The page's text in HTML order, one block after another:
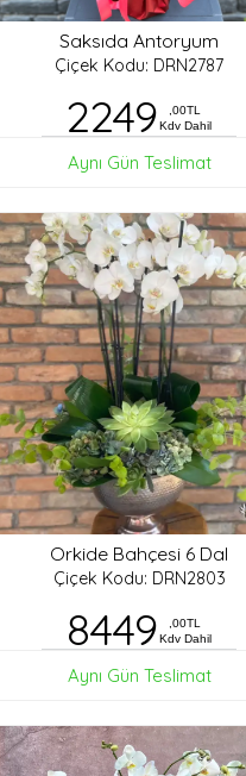
Saksıda Antoryum
Çiçek Kodu: DRN2787
2249
,00TL
Kdv Dahil
Aynı Gün Teslimat
Orkide Bahçesi 6 Dal
Çiçek Kodu: DRN2803
8449
,00TL
Kdv Dahil
Aynı Gün Teslimat